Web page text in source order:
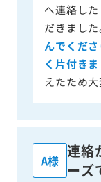
へ連絡し
だきました
んでくだ
く片付きま
えたため大
A様
連絡
ーズ